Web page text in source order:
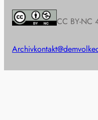
CC BY-NC
Archiv